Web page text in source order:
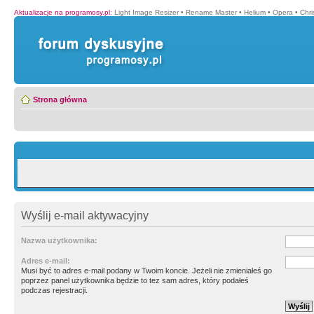
Aktualizacje na programosy.pl: Light Image Resizer • Rename Master • Helium • Opera •
Strona główna
Wyślij e-mail aktywacyjny
Nazwa użytkownika:
Adres e-mail:
Musi być to adres e-mail podany w Twoim koncie. Jeżeli nie zmieniałeś go
poprzez panel użytkownika będzie to tez sam adres, który podałeś
podczas rejestracji.